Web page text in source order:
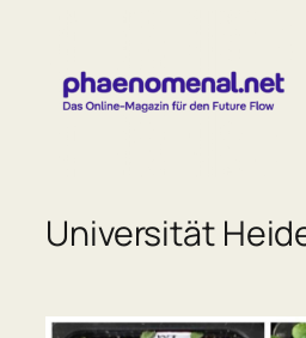
springen
Universität